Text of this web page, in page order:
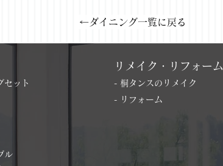
←ダイニング一覧に戻る
セット
ル
リメイク・リフォーム
- 桐タンスのリメイク
- リフォーム